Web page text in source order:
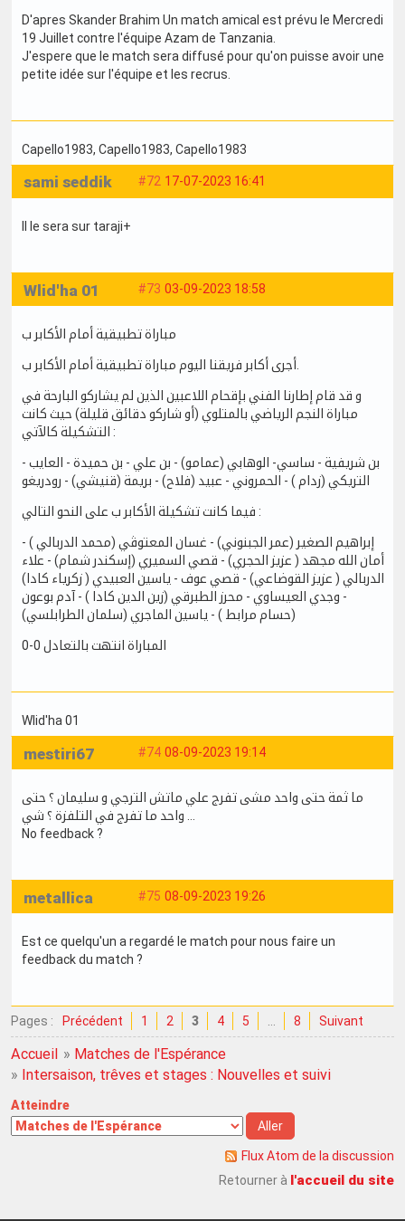
D'apres Skander Brahim Un match amical est prévu le Mercredi
19 Juillet contre l'équipe Azam de Tanzania.
J'espere que le match sera diffusé pour qu'on puisse avoir une
petite idée sur l'équipe et les recrus.
Capello1983, Capello1983, Capello1983
#72 17-07-2023 16:41
sami seddik
Il le sera sur taraji+
#73 03-09-2023 18:58
Wlid'ha 01
مباراة تطبيقية أمام الأكابر ب
و قد قام إطارنا الفني بإقحام اللاعبين الذين لم يشاركو البارحة في
مباراة النجم الرياضي بالمتلوي (أو شاركو دقائق قليلة) حيث كانت
التشكيلة كالآتي :
بن شريفية - ساسي- الوهابي (عمامو) - بن علي - بن حميدة - العايب -
التريكي (زدام ) - الحمروني - عبيد (فلاح) - بريمة (قنيشي) - رودريغو
فيما كانت تشكيلة الأكابر ب على النحو التالي :
إبراهيم الصغير (عمر الجبنوني) - غسان المعتوڨي (محمد الدربالي ) -
أمان الله مجهد ( عزيز الحجري) - قصي السميري (إسكندر شمام) - علاء
الدربالي ( عزيز القوضاعي) - قصي عوف - ياسين العبيدي ( زكرياء كادا)
- وجدي العيساوي - محرز الطبرقي (زين الدين كادا ) - آدم بوعون
(حسام مرابط ) - ياسين الماجري (سلمان الطرابلسي)
المباراة انتهت بالتعادل 0-0
Wlid'ha 01
#74 08-09-2023 19:14
mestiri67
ما ثمة حتى واحد مشى تفرج علي ماتش الترجي و سليمان ؟ حتى
No feedback ?
#75 08-09-2023 19:26
metallica
Est ce quelqu'un a regardé le match pour nous faire un
feedback du match ?
Pages : Précédent 1 2 3 4 5 8 Suivant
Accueil » Matches de l'Espérance
» Intersaison, trêves et stages : Nouvelles et suivi
Atteindre
Flux Atom de la discussion
Retourner à l'accueil du site